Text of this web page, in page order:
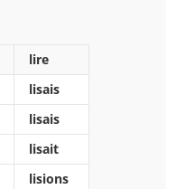
lire
lisais
lisais
lisait
lisions